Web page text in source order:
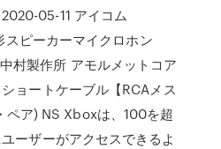
05-11 アイコム
ピーカーマイクロホン
村製作所 アモルメットコア
ョートケーブル【RCAメス
ア) NS Xboxは、100を超
ーザーがアクセスできるよ